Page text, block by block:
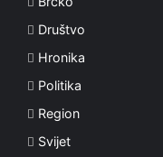
Društvo
Hronika
Politika
Region
Svijet